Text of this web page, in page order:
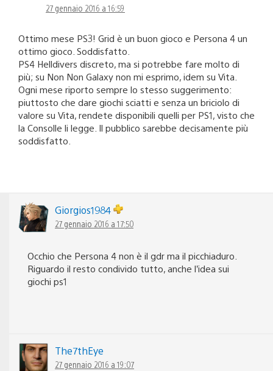
27 gennaio 2016 a 16:59
Ottimo mese PS3! Grid è un buon gioco e Persona 4 un
ottimo gioco. Soddisfatto.
PS4 Helldivers discreto, ma si potrebbe fare molto di
più; su Non Non Galaxy non mi esprimo, idem su Vita.
Ogni mese riporto sempre lo stesso suggerimento:
piuttosto che dare giochi sciatti e senza un briciolo di
valore su Vita, rendete disponibili quelli per PS1, visto che
la Consolle li legge. Il pubblico sarebbe decisamente più
soddisfatto.
Giorgios1984
27 gennaio 2016 a 17:50
Occhio che Persona 4 non è il gdr ma il picchiaduro.
Riguardo il resto condivido tutto, anche l’idea sui
giochi ps1
The7thEye
27 gennaio 2016 a 19:07